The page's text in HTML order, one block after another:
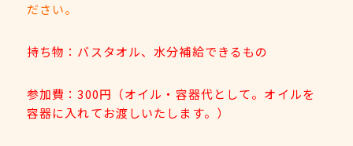
ださい。
持ち物：バスタオル、水分補給できるもの
参加費：300円（オイル・容器代として。オイルを
容器に入れてお渡しいたします。）